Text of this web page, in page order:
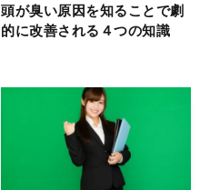
頭が臭い原因を知ることで劇
的に改善される４つの知識